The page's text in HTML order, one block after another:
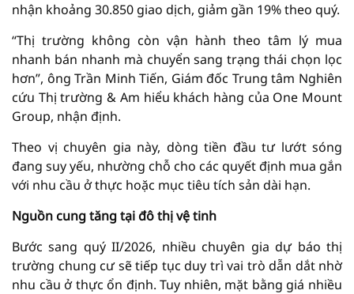
nhận khoảng 30.850 giao dịch, giảm gần 19% theo quý.
“Thị trường không còn vận hành theo tâm lý mua
nhanh bán nhanh mà chuyển sang trạng thái chọn lọc
hơn”, ông Trần Minh Tiến, Giám đốc Trung tâm Nghiên
cứu Thị trường & Am hiểu khách hàng của One Mount
Group, nhận định.
Theo vị chuyên gia này, dòng tiền đầu tư lướt sóng
đang suy yếu, nhường chỗ cho các quyết định mua gắn
với nhu cầu ở thực hoặc mục tiêu tích sản dài hạn.
Nguồn cung tăng tại đô thị vệ tinh
Bước sang quý II/2026, nhiều chuyên gia dự báo thị
trường chung cư sẽ tiếp tục duy trì vai trò dẫn dắt nhờ
nhu cầu ở thực ổn định. Tuy nhiên, mặt bằng giá nhiều